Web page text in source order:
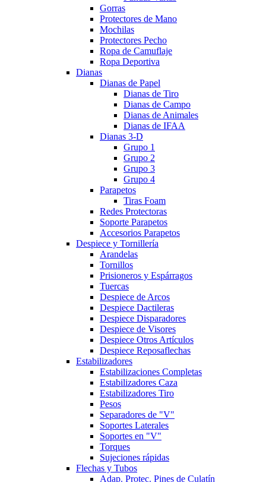
Gorras
Protectores de Mano
Mochilas
Protectores Pecho
Ropa de Camuflaje
Ropa Deportiva
Dianas
Dianas de Papel
Dianas de Tiro
Dianas de Campo
Dianas de Animales
Dianas de IFAA
Dianas 3-D
Grupo 1
Grupo 2
Grupo 3
Grupo 4
Parapetos
Tiras Foam
Redes Protectoras
Soporte Parapetos
Accesorios Parapetos
Despiece y Tornillería
Arandelas
Tornillos
Prisioneros y Espárragos
Tuercas
Despiece de Arcos
Despiece Dactileras
Despiece Disparadores
Despiece de Visores
Despiece Otros Artículos
Despiece Reposaflechas
Estabilizadores
Estabilizaciones Completas
Estabilizadores Caza
Estabilizadores Tiro
Pesos
Separadores de "V"
Soportes Laterales
Soportes en "V"
Torques
Sujeciones rápidas
Flechas y Tubos
Adap. Protec. Pines de Culatín